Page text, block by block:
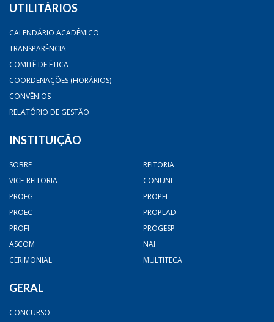
UTILITÁRIOS
CALENDÁRIO ACADÊMICO
TRANSPARÊNCIA
COMITÊ DE ÉTICA
COORDENAÇÕES (HORÁRIOS)
CONVÊNIOS
RELATÓRIO DE GESTÃO
INSTITUIÇÃO
SOBRE
REITORIA
VICE-REITORIA
CONUNI
PROEG
PROPEI
PROEC
PROPLAD
PROFI
PROGESP
ASCOM
NAI
CERIMONIAL
MULTITECA
GERAL
CONCURSO